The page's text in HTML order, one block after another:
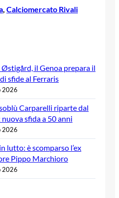
, Calciomercato Rivali
il Genoa prepara il
sfide al Ferraris
2026
Carparelli riparte dal
sfida a 50 anni
2026
lutto: è scomparso l’ex
Pippo Marchioro
2026